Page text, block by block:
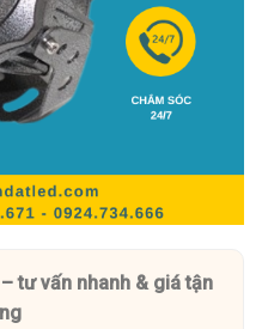
tư vấn nhanh & giá tận